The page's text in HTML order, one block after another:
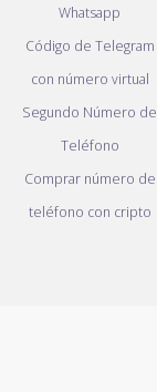
Whatsapp
Código de Telegram
con número virtual
Segundo Número de
Teléfono
Comprar número de
teléfono con cripto